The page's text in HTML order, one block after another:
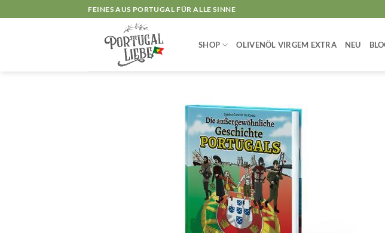
Inhalt
FEINES AUS PORTUGAL FÜR ALLE SINNE
SHOP OLIVENÖL VIRGEM EXTRA NEU